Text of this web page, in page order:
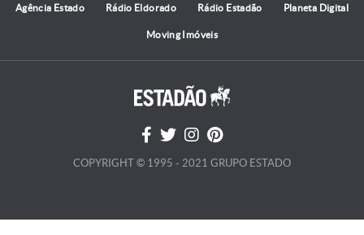
Agência Estado Rádio Eldorado Rádio Estadão Planeta Digital
Moving Imóveis
COPYRIGHT © 1995 - 2021 GRUPO ESTADO